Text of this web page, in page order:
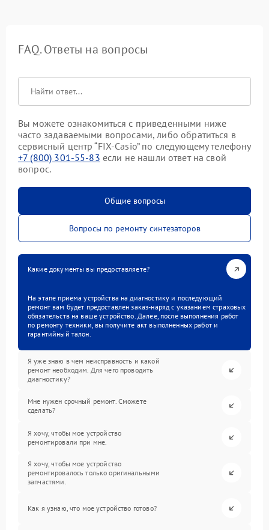
FAQ. Ответы на вопросы
Вы можете ознакомиться с приведенными ниже
часто задаваемыми вопросами, либо обратиться в
сервисный центр “FIX-Casio” по следующему телефону
+7 (800) 301-55-83 если не нашли ответ на свой
вопрос.
Общие вопросы
Вопросы по ремонту синтезаторов
Какие документы вы предоставляете?
На этапе приема устройства на диагностику и последующий
ремонт вам будет предоставлен заказ-наряд с указанием страховых
обязательств на ваше устройство. Далее, после выполнения работ
по ремонту техники, вы получите акт выполненных работ и
гарантийный талон.
Я уже знаю в чем неисправность и какой
ремонт необходим. Для чего проводить
диагностику?
Мне нужен срочный ремонт. Сможете
сделать?
Я хочу, чтобы мое устройство
ремонтировали при мне.
Я хочу, чтобы мое устройство
ремонтировалось только оригинальными
запчастями.
Как я узнаю, что мое устройство готово?